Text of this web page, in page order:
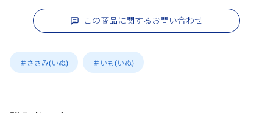
この商品に関するお問い合わせ
＃ささみ(いぬ) ＃いも(いぬ)